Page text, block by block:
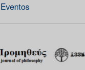
Eventos